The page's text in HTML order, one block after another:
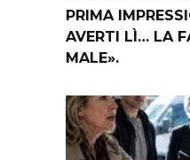
PRIMA
AVERTI LÌ… LA
MALE».